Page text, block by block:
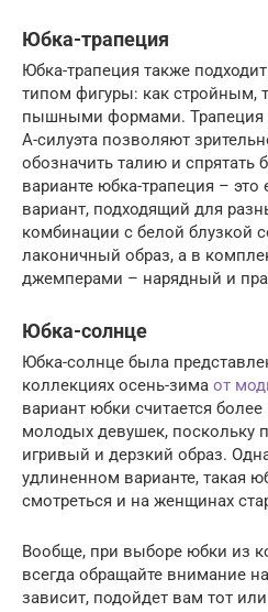
Юбка-трапеция
Юбка-трапеция также
типом фигуры: как стройным,
пышными формами. Трапеция
А-силуэта позволяют
обозначить талию и спрятать
варианте юбка-трапеция –
вариант, подходящий для
комбинации с белой блузкой
лаконичный образ, а в
джемперами – нарядный и
Юбка-солнце
Юбка-солнце была
коллекциях осень-зима от
вариант юбки считается
молодых девушек, поскольку
игривый и дерзкий образ.
удлиненном варианте, такая
смотреться и на женщинах
Вообще, при выборе юбки из
всегда обращайте внимание
зависит, подойдет вам тот